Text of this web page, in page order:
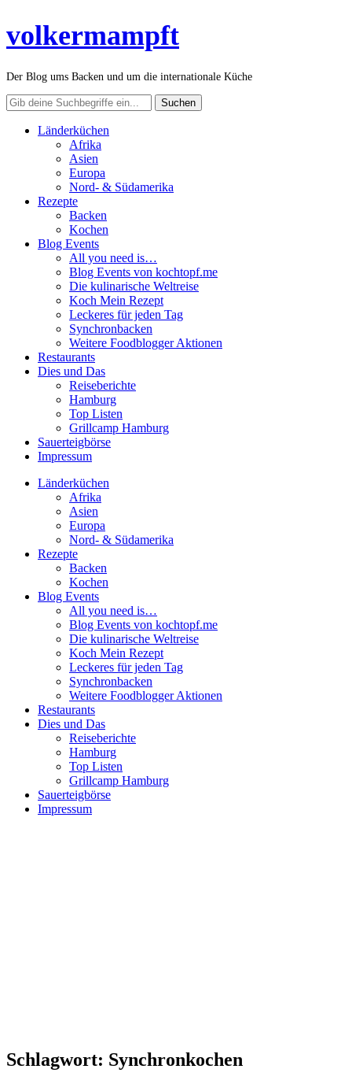
volkermampft
Der Blog ums Backen und um die internationale Küche
Länderküchen
Afrika
Asien
Europa
Nord- & Südamerika
Rezepte
Backen
Kochen
Blog Events
All you need is…
Blog Events von kochtopf.me
Die kulinarische Weltreise
Koch Mein Rezept
Leckeres für jeden Tag
Synchronbacken
Weitere Foodblogger Aktionen
Restaurants
Dies und Das
Reiseberichte
Hamburg
Top Listen
Grillcamp Hamburg
Sauerteigbörse
Impressum
Länderküchen
Afrika
Asien
Europa
Nord- & Südamerika
Rezepte
Backen
Kochen
Blog Events
All you need is…
Blog Events von kochtopf.me
Die kulinarische Weltreise
Koch Mein Rezept
Leckeres für jeden Tag
Synchronbacken
Weitere Foodblogger Aktionen
Restaurants
Dies und Das
Reiseberichte
Hamburg
Top Listen
Grillcamp Hamburg
Sauerteigbörse
Impressum
Schlagwort: Synchronkochen